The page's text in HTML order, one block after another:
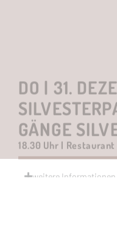
weitere Informationen
Nur in
Arrangement